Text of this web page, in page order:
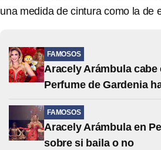
una medida de cintura como la de
FAMOSOS
Aracely Arámbula
Perfume de Gardenia
FAMOSOS
Aracely Arámbula en
sobre si baila o no